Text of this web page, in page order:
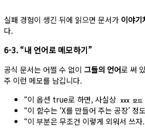
실패 경험이 생긴 뒤에 읽으면 문서가 이야기
다.
6-3. “내 언어로 메모하기”
공식 문서는 어쩔 수 없이 그들의 언어로 써
주 이런 메모를 남깁니다.
“이 옵션 true로 하면, 사실상
XXX 모드
“이 함수는 ‘X를 만들어 주는 공장’ 정
“이 부분은 무조건 이렇게 외워서 쓰